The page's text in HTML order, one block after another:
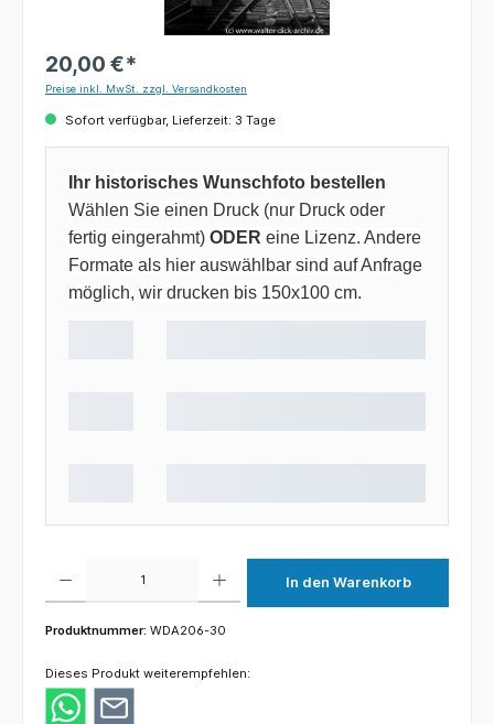
20,00 €*
Preise inkl. MwSt. zzgl. Versandkosten
Sofort verfügbar, Lieferzeit: 3 Tage
Ihr historisches Wunschfoto bestellen
Wählen Sie einen Druck (nur Druck oder
fertig eingerahmt) ODER eine Lizenz. Andere
Formate als hier auswählbar sind auf Anfrage
möglich, wir drucken bis 150x100 cm.
In den Warenkorb
Produktnummer: WDA206-30
Dieses Produkt weiterempfehlen: